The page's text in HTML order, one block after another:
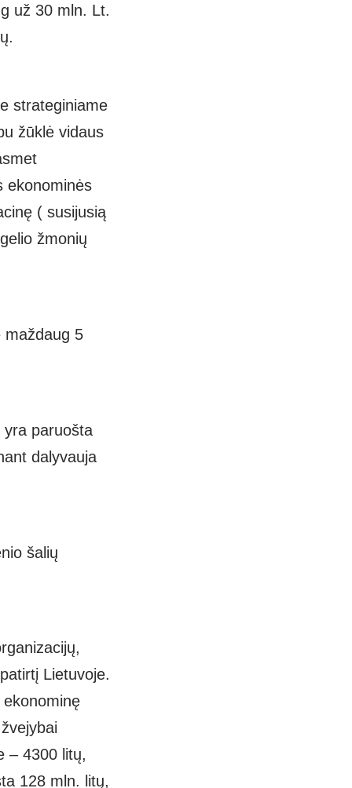
už 30 mln. Lt.
strateginiame
žūklė vidaus
ekonominės
( susijusią
žmonių
maždaug 5
yra paruošta
dalyvauja
šalių
Lietuvoje.
– 4300 litų,
128 mln. litų,